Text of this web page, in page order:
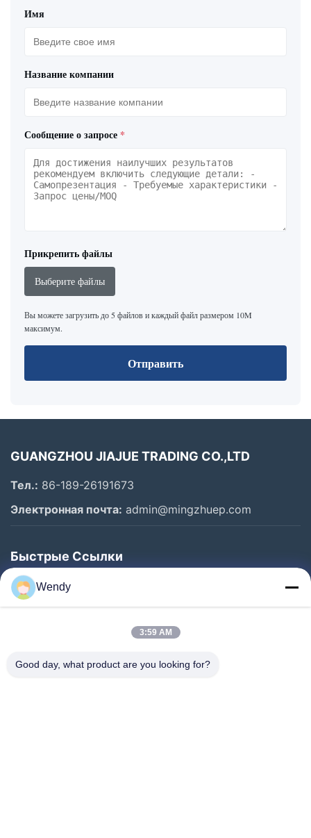
Имя
Название компании
Сообщение о запросе *
Прикрепить файлы
Выберите файлы
Вы можете загрузить до 5 файлов и каждый файл размером 10M
максимум.
Отправить
GUANGZHOU JIAJUE TRADING CO.,LTD
Тел.: 86-189-26191673
Электронная почта: admin@mingzhuep.com
Быстрые Ссылки
Домой
Продукты
Экскурсия По Заводу
Wendy
3:59 AM
Good day, what product are you looking for?